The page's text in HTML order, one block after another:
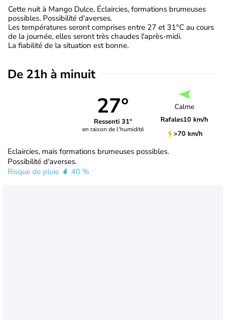
Cette nuit à Mango Dulce, Éclaircies, formations brumeuses
possibles. Possibilité d'averses.
Les températures seront comprises entre 27 et 31°C au cours
de la journée, elles seront très chaudes l'après-midi.
La fiabilité de la situation est bonne.
De 21h à minuit
27°
Ressenti 31°
en raison de l'humidité
Calme
Rafales10 km/h
>70 km/h
Eclaircies, mais formations brumeuses possibles.
Possibilité d'averses.
Risque de pluie
40 %